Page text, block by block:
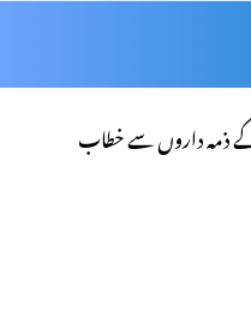
ذمہ داروں سے خطاب